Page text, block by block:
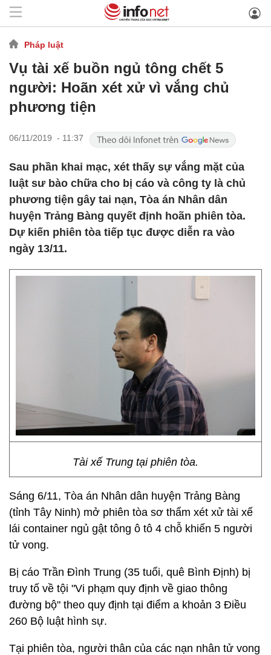
Pháp luật
Vụ tài xế buồn ngủ tông chết 5
người: Hoãn xét xử vì vắng chủ
phương tiện
06/11/2019 - 11:37
Sau phần khai mạc, xét thấy sự vắng mặt của
luật sư bào chữa cho bị cáo và công ty là chủ
phương tiện gây tai nạn, Tòa án Nhân dân
huyện Trảng Bàng quyết định hoãn phiên tòa.
Dự kiến phiên tòa tiếp tục được diễn ra vào
ngày 13/11.
Tài xế Trung tại phiên tòa.
Sáng 6/11, Tòa án Nhân dân huyện Trảng Bàng
(tỉnh Tây Ninh) mở phiên tòa sơ thẩm xét xử tài xế
lái container ngủ gật tông ô tô 4 chỗ khiến 5 người
tử vong.
Bị cáo Trần Đình Trung (35 tuổi, quê Bình Định) bị
truy tố về tội "Vi phạm quy định về giao thông
đường bộ" theo quy định tại điểm a khoản 3 Điều
260 Bộ luật hình sự.
Tại phiên tòa, người thân của các nạn nhân tử vong